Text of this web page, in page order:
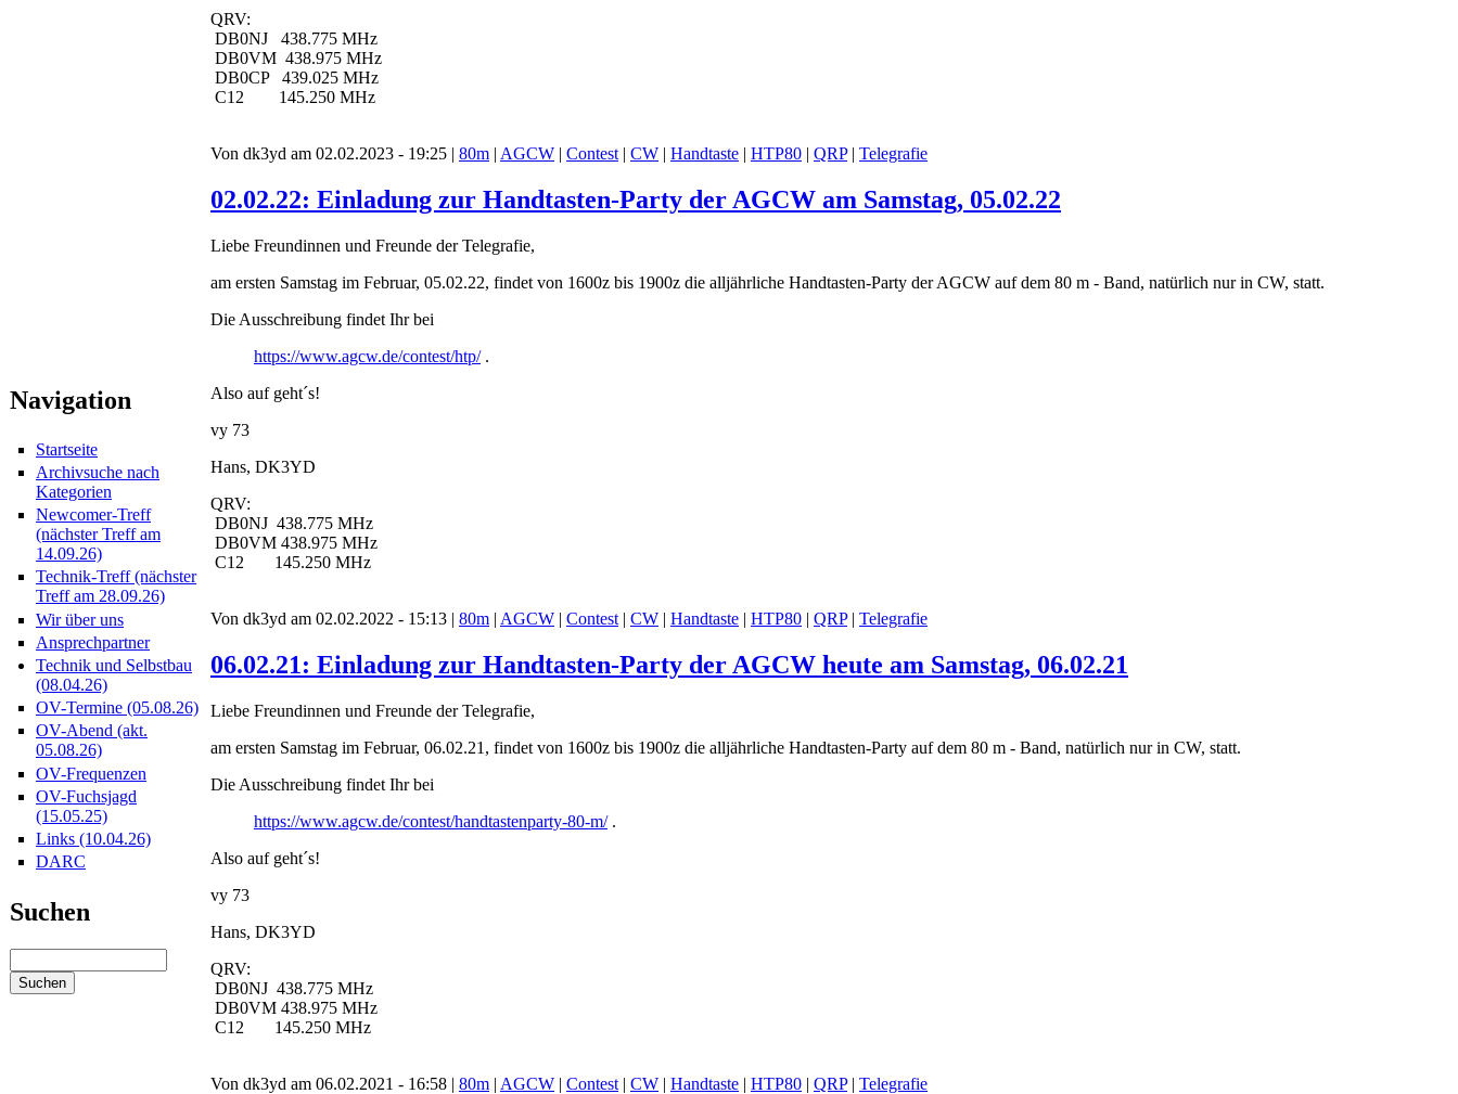
Navigation
Startseite
Archivsuche nach
Kategorien
Newcomer-Treff
(nächster Treff am
14.09.26)
Technik-Treff (nächster
Treff am 28.09.26)
Wir über uns
Ansprechpartner
Technik und Selbstbau
(08.04.26)
OV-Termine (05.08.26)
OV-Abend (akt.
05.08.26)
OV-Frequenzen
OV-Fuchsjagd
(15.05.25)
Links (10.04.26)
DARC
Suchen
QRV:
DB0NJ 438.775 MHz
DB0VM 438.975 MHz
DB0CP 439.025 MHz
C12 145.250 MHz
Von dk3yd am 02.02.2023 - 19:25 | 80m | AGCW | Contest | CW | Handtaste | HTP80 | QRP| Telegrafie
02.02.22: Einladung zur Handtasten-Party der AGCW am Samstag, 05.02.22
Liebe Freundinnen und Freunde der Telegrafie,
am ersten Samstag im Februar, 05.02.22, findet von 1600z bis 1900z die alljährliche Handtasten-Party der AGCW auf dem 80 m - Band, natürlich nur in CW, statt.
Die Ausschreibung findet Ihr bei
https://www.agcw.de/contest/htp/.
Also auf geht´s!
vy 73
Hans, DK3YD
QRV:
DB0NJ 438.775 MHz
DB0VM 438.975 MHz
C12 145.250 MHz
Von dk3yd am 02.02.2022 - 15:13 | 80m | AGCW | Contest | CW | Handtaste | HTP80 | QRP| Telegrafie
06.02.21: Einladung zur Handtasten-Party der AGCW heute am Samstag, 06.02.21
Liebe Freundinnen und Freunde der Telegrafie,
am ersten Samstag im Februar, 06.02.21, findet von 1600z bis 1900z die alljährliche Handtasten-Party auf dem 80 m - Band, natürlich nur in CW, statt.
Die Ausschreibung findet Ihr bei
https://www.agcw.de/contest/handtastenparty-80-m/.
Also auf geht´s!
vy 73
Hans, DK3YD
QRV:
DB0NJ 438.775 MHz
DB0VM 438.975 MHz
C12 145.250 MHz
Von dk3yd am 06.02.2021 - 16:58 | 80m | AGCW | Contest | CW | Handtaste | HTP80 | QRP| Telegrafie